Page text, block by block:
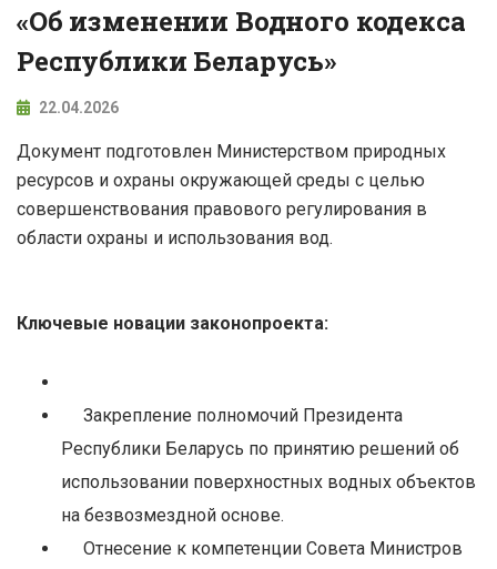
«Об изменении Водного кодекса
Республики Беларусь»
22.04.2026
Документ подготовлен Министерством природных
ресурсов и охраны окружающей среды с целью
совершенствования правового регулирования в
области охраны и использования вод.
Ключевые новации законопроекта:
Закрепление полномочий Президента
Республики Беларусь по принятию решений об
использовании поверхностных водных объектов
на безвозмездной основе.
Отнесение к компетенции Совета Министров